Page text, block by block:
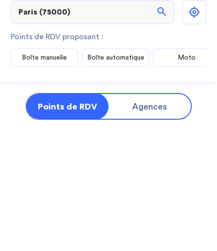
search
Points de RDV proposant :
Boîte manuelle Boîte automatique Moto
Points de RDV Agences